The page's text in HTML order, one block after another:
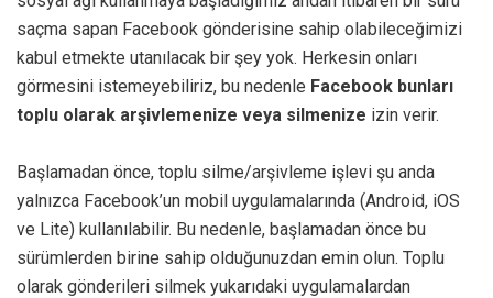
saçma sapan Facebook gönderisine sahip olabileceğimizi
kabul etmekte utanılacak bir şey yok. Herkesin onları
görmesini istemeyebiliriz, bu nedenle Facebook bunları
toplu olarak arşivlemenize veya silmenize izin verir.
Başlamadan önce, toplu silme/arşivleme işlevi şu anda
yalnızca Facebook’un mobil uygulamalarında (Android, iOS
ve Lite) kullanılabilir. Bu nedenle, başlamadan önce bu
sürümlerden birine sahip olduğunuzdan emin olun. Toplu
olarak gönderileri silmek yukarıdaki uygulamalardan